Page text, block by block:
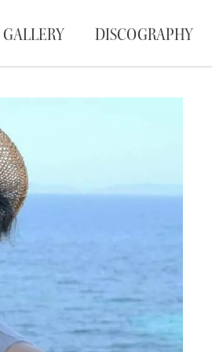
GALLERY DISCOGRAPHY